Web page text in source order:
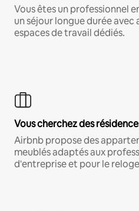
Vous êtes un professionnel
un séjour longue durée
espaces de travail dédiés.
Vous cherchez des
Airbnb propose des
meublés adaptés aux
d'entreprise et pour le